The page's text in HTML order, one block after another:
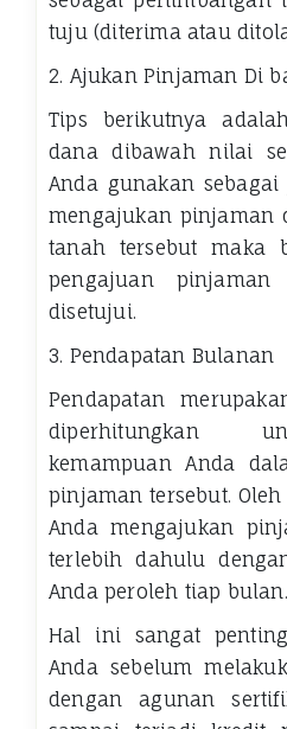
tuju (diterima atau
2. Ajukan Pinjaman Di
Tips berikutnya
dana dibawah nilai
Anda gunakan
mengajukan pinjaman
tanah tersebut maka
pengajuan
disetujui.
3. Pendapatan Bulanan
Pendapatan
diperhitungkan
kemampuan Anda
pinjaman tersebut.
Anda mengajukan
terlebih dahulu
Anda peroleh tiap bulan.
Hal ini sangat
Anda sebelum
dengan agunan